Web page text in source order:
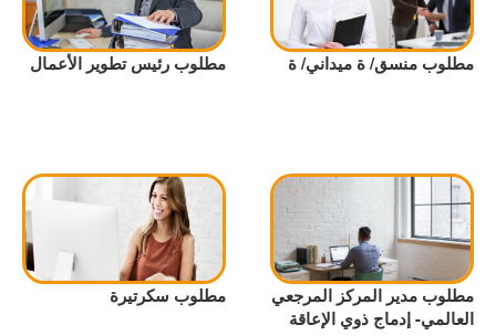
مطلوب منسق/ ة ميداني/ ة مطلوب رئيس تطوير الأعمال
مطلوب مدير المركز المرجعي
العالمي- إدماج ذوي الإعاقة
مطلوب سكرتيرة